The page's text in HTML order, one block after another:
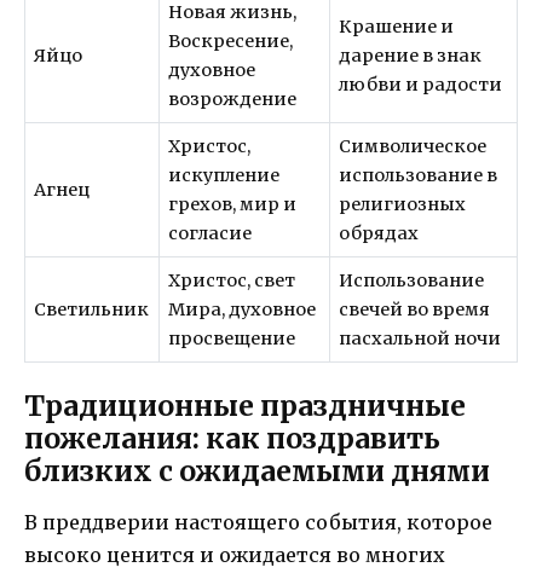
Яйцо
Новая жизнь,
Воскресение,
духовное
возрождение
Крашение и
дарение в знак
любви и радости
Агнец
Христос,
искупление
грехов, мир и
согласие
Символическое
использование в
религиозных
обрядах
Светильник
Христос, свет
Мира, духовное
просвещение
Использование
свечей во время
пасхальной ночи
Традиционные праздничные
пожелания: как поздравить
близких с ожидаемыми днями
В преддверии настоящего события, которое
высоко ценится и ожидается во многих